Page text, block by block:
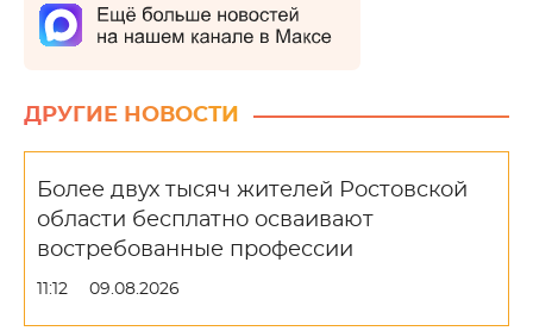
ДРУГИЕ НОВОСТИ
Более двух тысяч жителей Ростовской
области бесплатно осваивают
востребованные профессии
11:12 09.08.2026